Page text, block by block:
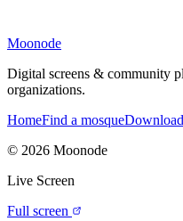
Moonode
Digital screens & community
organizations.
HomeFind a mosque
© 2026 Moonode
Live Screen
Full screen